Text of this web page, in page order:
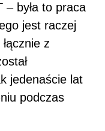
– była to praca
jest raczej
z
jedenaście lat
podczas